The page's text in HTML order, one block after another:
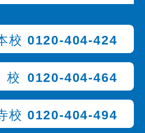
校 0120-404-424
0120-404-464
校 0120-404-494